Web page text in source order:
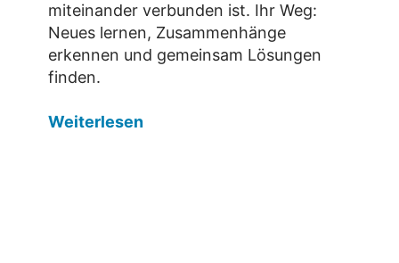
miteinander verbunden ist. Ihr Weg:
Neues lernen, Zusammenhänge
erkennen und gemeinsam Lösungen
finden.
Weiterlesen